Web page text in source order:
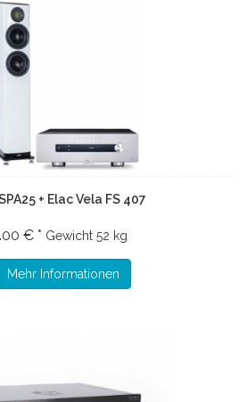
+ Elac Vela FS 407
€ * Gewicht 52 kg
Mehr Informationen